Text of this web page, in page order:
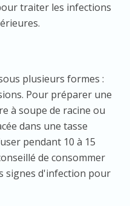
traiter les infections
plusieurs formes :
Pour préparer une
à soupe de racine ou
dans une tasse
pendant 10 à 15
de consommer
signes d'infection pour